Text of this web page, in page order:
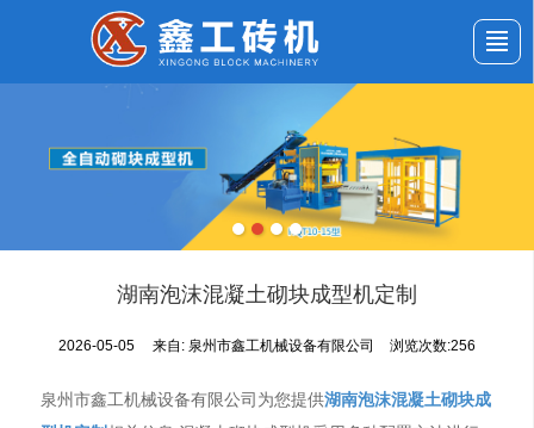
湖南泡沫混凝土砌块成型机定制
2026-05-05 来自: 泉州市鑫工机械设备有限公司 浏览次数:256
泉州市鑫工机械设备有限公司为您提供湖南泡沫混凝土砌块成